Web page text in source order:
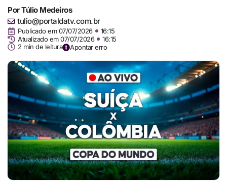
PorTúlio Medeiros
tulio@portaldatv.com.br
Publicado em 07/07/2026
16:15
Atualizado em 07/07/2026
16:15
2 min de leitura
Apontar erro